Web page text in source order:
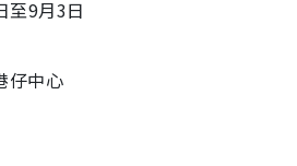
至9月3日
仔中心